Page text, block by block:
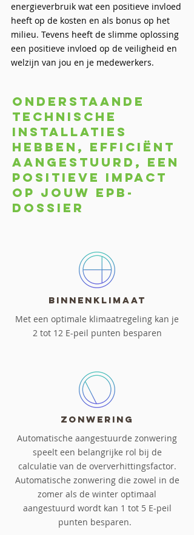
energieverbruik wat een positieve invloed
heeft op de kosten en als bonus op het
milieu. Tevens heeft de slimme oplossing
een positieve invloed op de veiligheid en
welzijn van jou en je medewerkers.
onderstaande
technische
installaties
hebben, efficiënt
aangestuurd, een
positieve impact
op jouw EPB-
dossier
Binnenklimaat
Met een optimale klimaatregeling kan je
2 tot 12 E-peil punten besparen
Zonwering
Automatische aangestuurde zonwering
speelt een belangrijke rol bij de
calculatie van de oververhittingsfactor.
Automatische zonwering die zowel in de
zomer als de winter optimaal
aangestuurd wordt kan 1 tot 5 E-peil
punten besparen.